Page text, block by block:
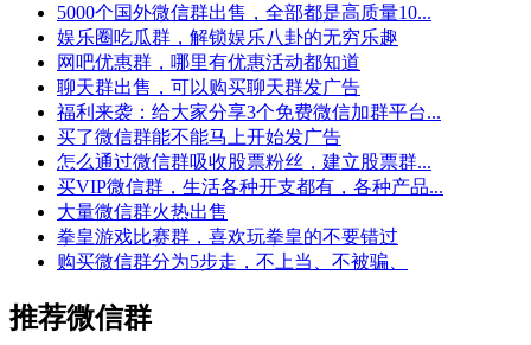
5000个国外微信群出售，全部都是高质量10...
娱乐圈吃瓜群，解锁娱乐八卦的无穷乐趣
网吧优惠群，哪里有优惠活动都知道
聊天群出售，可以购买聊天群发广告
福利来袭：给大家分享3个免费微信加群平台...
买了微信群能不能马上开始发广告
怎么通过微信群吸收股票粉丝，建立股票群...
买VIP微信群，生活各种开支都有，各种产品...
大量微信群火热出售
拳皇游戏比赛群，喜欢玩拳皇的不要错过
购买微信群分为5步走，不上当、不被骗、
推荐微信群